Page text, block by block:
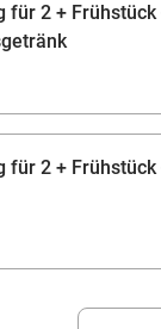
für 2 + Frühstück
für 2 +